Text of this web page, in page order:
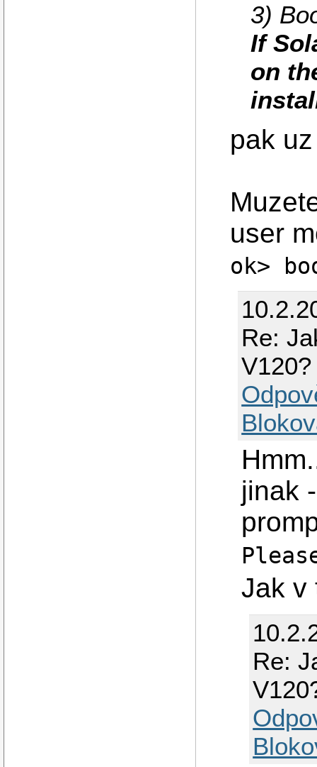
3)
If
on
pak
user
ok>
Re:
V120?
jinak
Jak v
Re: